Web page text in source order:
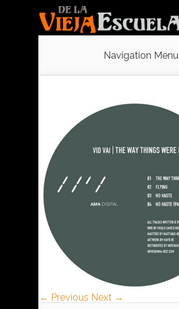
Navigation Menu
← Previous Next →